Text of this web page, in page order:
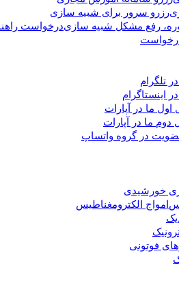
رزرو سرور برای شبیه سازی
درخواست
تلگرام
اینستاگرام
اول ما در آپارات
دوم ما در آپارات
در گروه واتساپ
خورشیدی
امواج الکترومغناطیس
فوتونی